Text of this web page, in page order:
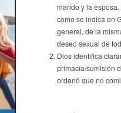
marido y la
como se indica en
general, de la
deseo sexual de
Dios identifica
primacía/sumisión
ordenó que no